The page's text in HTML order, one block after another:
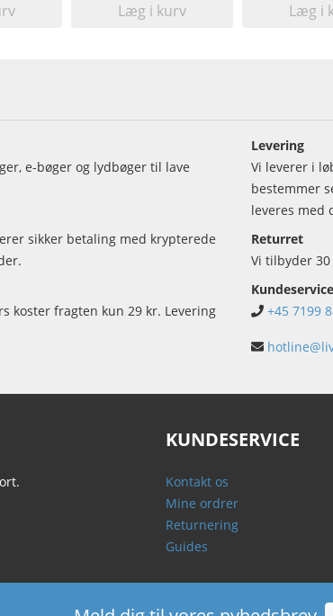
Læg i kurv Læg i
e-bøger og lydbøger til lave
sikker betaling med krypterede
koster fragten kun 29 kr. Levering
Levering
Vi leverer i
bestemmer
leveres med
Returret
Vi tilbyder
Kundeservice
+45 7199
KUNDESERVICE
Kontakt os
Mine ordrer
Returnering
Guides